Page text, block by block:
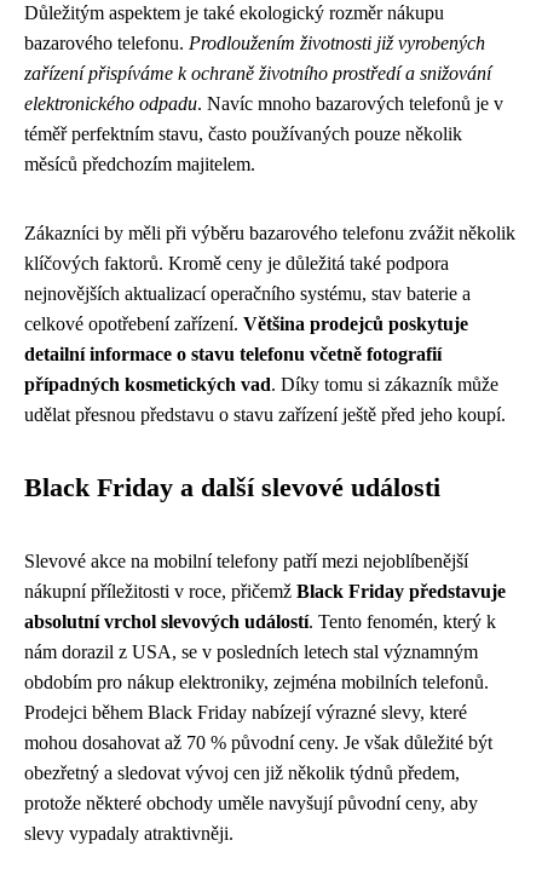
Důležitým aspektem je také ekologický rozměr nákupu
bazarového telefonu. Prodloužením životnosti již vyrobených
zařízení přispíváme k ochraně životního prostředí a snižování
elektronického odpadu. Navíc mnoho bazarových telefonů je v
téměř perfektním stavu, často používaných pouze několik
měsíců předchozím majitelem.
Zákazníci by měli při výběru bazarového telefonu zvážit několik
klíčových faktorů. Kromě ceny je důležitá také podpora
nejnovějších aktualizací operačního systému, stav baterie a
celkové opotřebení zařízení. Většina prodejců poskytuje
detailní informace o stavu telefonu včetně fotografií
případných kosmetických vad. Díky tomu si zákazník může
udělat přesnou představu o stavu zařízení ještě před jeho koupí.
Black Friday a další slevové události
Slevové akce na mobilní telefony patří mezi nejoblíbenější
nákupní příležitosti v roce, přičemž Black Friday představuje
absolutní vrchol slevových událostí. Tento fenomén, který k
nám dorazil z USA, se v posledních letech stal významným
obdobím pro nákup elektroniky, zejména mobilních telefonů.
Prodejci během Black Friday nabízejí výrazné slevy, které
mohou dosahovat až 70 % původní ceny. Je však důležité být
obezřetný a sledovat vývoj cen již několik týdnů předem,
protože některé obchody uměle navyšují původní ceny, aby
slevy vypadaly atraktivněji.